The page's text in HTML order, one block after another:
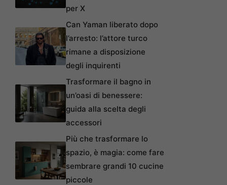
per X
Can Yaman liberato dopo
l’arresto: l’attore turco
rimane a disposizione
degli inquirenti
Trasformare il bagno in
un’oasi di benessere:
guida alla scelta degli
accessori
Più che trasformare lo
spazio, è magia: come fare
sembrare grandi 10 cucine
piccole